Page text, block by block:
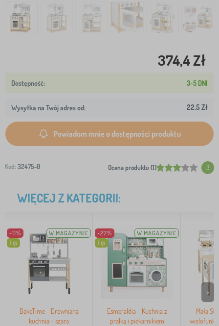
374,4 Zł
3-5 DNI
Wysyłka na Twój adres od: 22,5 Zł
Powiadom mnie o dostępności produktu
Kod: 32475-0 Ocena produktu (1) 3
WIĘCEJ Z KATEGORII:
-11%
Tip
W MAGAZYNIE
BakeTime - Drewniana
kuchnia - szara
-27%
Tip
W MAGAZYNIE
Esmeraldia - Kuchnia z
pralką i piekarnikiem
Mała
>